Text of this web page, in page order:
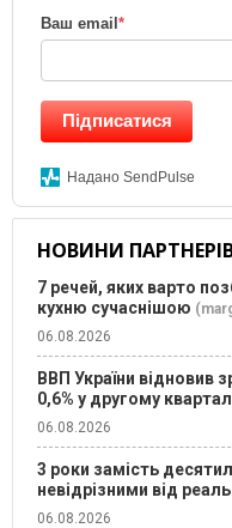
Ваш email *
Підписатися
Надано SendPulse
НОВИНИ
7 речей, яких варто
кухню сучаснішою
06.08.2026
ВВП України відновив
0,6% у другому
06.08.2026
3 роки замість
невідрізними від
06.08.2026